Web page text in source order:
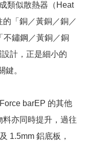
類似散熱器（Heat
「銅／黃銅／銅／
不鏽鋼／黃銅／銅
計，正是細小的
鍵。
barEP 的其他
亦同時提升，過往
1.5mm 鋁底板，